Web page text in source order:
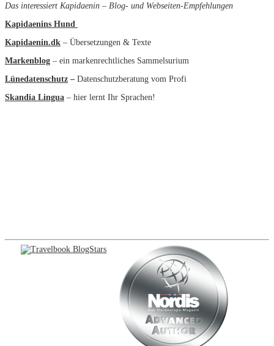
Das interessiert Kapidaenin – Blog- und Webseiten-Empfehlungen
Kapidaenins Hund
Kapidaenin.dk – Übersetzungen & Texte
Markenblog – ein markenrechtliches Sammelsurium
Lünedatenschutz – Datenschutzberatung vom Profi
Skandia Lingua – hier lernt Ihr Sprachen!